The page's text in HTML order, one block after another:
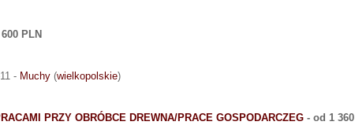
PLN
- Muchy (wielkopolskie)
PRZY OBRÓBCE DREWNA/PRACE GOSPODARCZEG - od 1 360